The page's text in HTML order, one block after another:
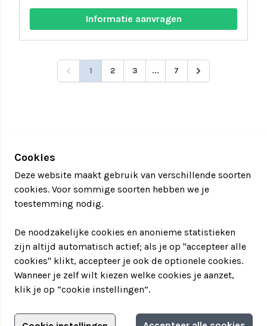
Informatie aanvragen
1 2 3 ... 7
Adverteren?
Cookies
Deze website maakt gebruik van verschillende soorten
cookies. Voor sommige soorten hebben we je
toestemming nodig.
De noodzakelijke cookies en anonieme statistieken
zijn altijd automatisch actief; als je op "accepteer alle
cookies" klikt, accepteer je ook de optionele cookies.
Wanneer je zelf wilt kiezen welke cookies je aanzet,
klik je op “cookie instellingen”.